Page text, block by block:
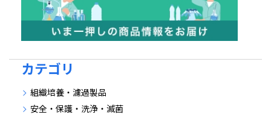
カテゴリ
組織培養・濾過製品
安全・保護・洗浄・滅菌